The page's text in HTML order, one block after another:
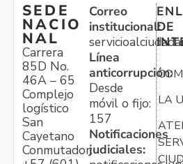
SEDE
NACIO
NAL
Carrera
85D No.
46A – 65
Complejo
logístico
San
Cayetano
Conmutador:
Correo
institucional:
Línea
anticorrupción:
Desde
móvil o fijo:
157
Notificaciones
judiciales:
DE
LA